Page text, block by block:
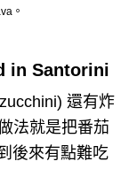
。
in Santorini
還有炸
法就是把番茄
後來有點難吃